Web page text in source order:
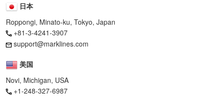
日本
Roppongi, Minato-ku, Tokyo, Japan
+81-3-4241-3907
support@marklines.com
美国
Novi, Michigan, USA
+1-248-327-6987